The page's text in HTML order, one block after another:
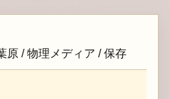
原 / 物理メディア / 保存